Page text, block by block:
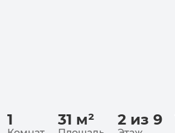
1 31 м² 2 из 9